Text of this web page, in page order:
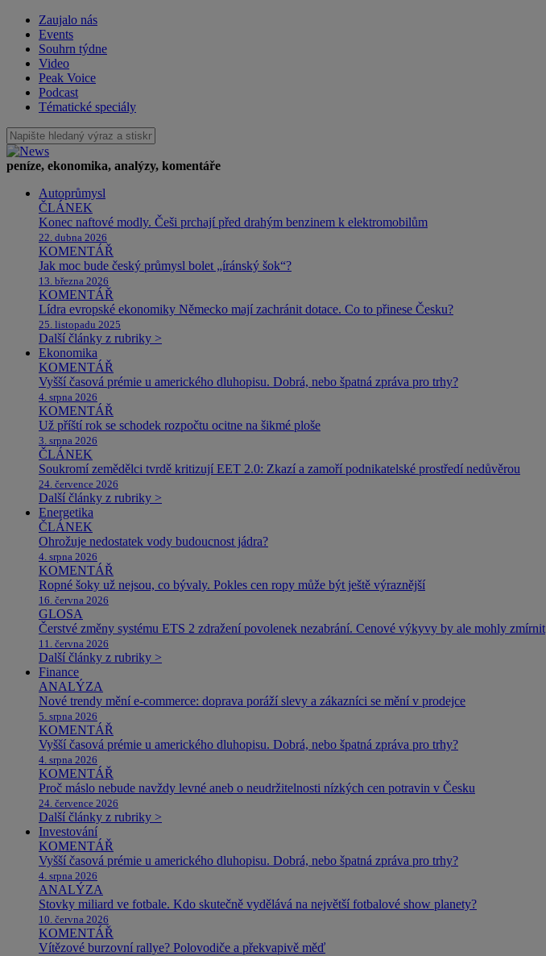
Zaujalo nás
Events
Souhrn týdne
Video
Peak Voice
Podcast
Tématické speciály
peníze, ekonomika, analýzy, komentáře
Autoprůmysl
ČLÁNEK
Konec naftové modly. Češi prchají před drahým benzinem k elektromobilům
22. dubna 2026
KOMENTÁŘ
Jak moc bude český průmysl bolet „íránský šok“?
13. března 2026
KOMENTÁŘ
Lídra evropské ekonomiky Německo mají zachránit dotace. Co to přinese Česku?
25. listopadu 2025
Další články z rubriky >
Ekonomika
KOMENTÁŘ
Vyšší časová prémie u amerického dluhopisu. Dobrá, nebo špatná zpráva pro trhy?
4. srpna 2026
KOMENTÁŘ
Už příští rok se schodek rozpočtu ocitne na šikmé ploše
3. srpna 2026
ČLÁNEK
Soukromí zemědělci tvrdě kritizují EET 2.0: Zkazí a zamoří podnikatelské prostředí nedůvěrou
24. července 2026
Další články z rubriky >
Energetika
ČLÁNEK
Ohrožuje nedostatek vody budoucnost jádra?
4. srpna 2026
KOMENTÁŘ
Ropné šoky už nejsou, co bývaly. Pokles cen ropy může být ještě výraznější
16. června 2026
GLOSA
Čerstvé změny systému ETS 2 zdražení povolenek nezabrání. Cenové výkyvy by ale mohly zmírnit
11. června 2026
Další články z rubriky >
Finance
ANALÝZA
Nové trendy mění e-commerce: doprava poráží slevy a zákazníci se mění v prodejce
5. srpna 2026
KOMENTÁŘ
Vyšší časová prémie u amerického dluhopisu. Dobrá, nebo špatná zpráva pro trhy?
4. srpna 2026
KOMENTÁŘ
Proč máslo nebude navždy levné aneb o neudržitelnosti nízkých cen potravin v Česku
24. července 2026
Další články z rubriky >
Investování
KOMENTÁŘ
Vyšší časová prémie u amerického dluhopisu. Dobrá, nebo špatná zpráva pro trhy?
4. srpna 2026
ANALÝZA
Stovky miliard ve fotbale. Kdo skutečně vydělává na největší fotbalové show planety?
10. června 2026
KOMENTÁŘ
Vítězové burzovní rallye? Polovodiče a překvapivě měď